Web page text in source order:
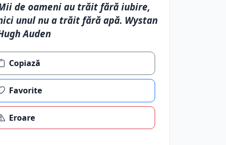
de oameni au trăit fără iubire,
unul nu a trăit fără apă. Wystan
Auden
Copiază
Favorite
Eroare